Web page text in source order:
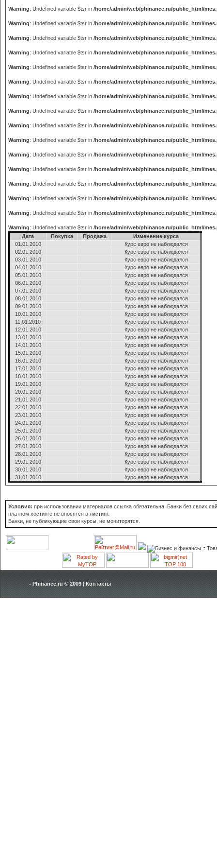
Warning: Undefined variable $tsr in /home/admin/web/phinance.ru/public_html/
Warning: Undefined variable $tsr in /home/admin/web/phinance.ru/public_html/
Warning: Undefined variable $tsr in /home/admin/web/phinance.ru/public_html/
Warning: Undefined variable $tsr in /home/admin/web/phinance.ru/public_html/
Warning: Undefined variable $tsr in /home/admin/web/phinance.ru/public_html/
Warning: Undefined variable $tsr in /home/admin/web/phinance.ru/public_html/
Warning: Undefined variable $tsr in /home/admin/web/phinance.ru/public_html/
Warning: Undefined variable $tsr in /home/admin/web/phinance.ru/public_html/
Warning: Undefined variable $tsr in /home/admin/web/phinance.ru/public_html/
Warning: Undefined variable $tsr in /home/admin/web/phinance.ru/public_html/
Warning: Undefined variable $tsr in /home/admin/web/phinance.ru/public_html/
Warning: Undefined variable $tsr in /home/admin/web/phinance.ru/public_html/
Warning: Undefined variable $tsr in /home/admin/web/phinance.ru/public_html/
Warning: Undefined variable $tsr in /home/admin/web/phinance.ru/public_html/
Warning: Undefined variable $tsr in /home/admin/web/phinance.ru/public_html/
Warning: Undefined variable $tsr in /home/admin/web/phinance.ru/public_html/
Дата
Покупка Продажа
Изменение курса
01.01.2010
Курс евро не наблюдался
02.01.2010
Курс евро не наблюдался
03.01.2010
Курс евро не наблюдался
04.01.2010
Курс евро не наблюдался
05.01.2010
Курс евро не наблюдался
06.01.2010
Курс евро не наблюдался
07.01.2010
Курс евро не наблюдался
08.01.2010
Курс евро не наблюдался
09.01.2010
Курс евро не наблюдался
10.01.2010
Курс евро не наблюдался
11.01.2010
Курс евро не наблюдался
12.01.2010
Курс евро не наблюдался
13.01.2010
Курс евро не наблюдался
14.01.2010
Курс евро не наблюдался
15.01.2010
Курс евро не наблюдался
16.01.2010
Курс евро не наблюдался
17.01.2010
Курс евро не наблюдался
18.01.2010
Курс евро не наблюдался
19.01.2010
Курс евро не наблюдался
20.01.2010
Курс евро не наблюдался
21.01.2010
Курс евро не наблюдался
22.01.2010
Курс евро не наблюдался
23.01.2010
Курс евро не наблюдался
24.01.2010
Курс евро не наблюдался
25.01.2010
Курс евро не наблюдался
26.01.2010
Курс евро не наблюдался
27.01.2010
Курс евро не наблюдался
28.01.2010
Курс евро не наблюдался
29.01.2010
Курс евро не наблюдался
30.01.2010
Курс евро не наблюдался
31.01.2010
Курс евро не наблюдался
Условия: при использовании материалов ссылка обязательна. Банки без своих
платном хостинге не вносятся в листинг.
Банки, не публикующие свои курсы, не мониторятся.
Phinance.ru © 2009 | Контакты